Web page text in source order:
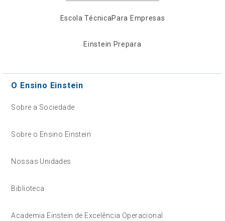
Escola TécnicaPara Empresas
Einstein Prepara
O Ensino Einstein
Sobre a Sociedade
Sobre o Ensino Einstein
Nossas Unidades
Biblioteca
Academia Einstein de Excelência Operacional